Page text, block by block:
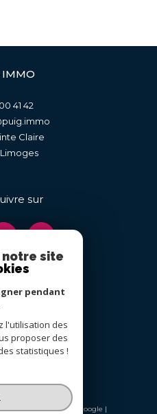
IMMO
41 42
Claire
limoges
sur
powered by Google |
notre site
pendant
l'utilisation des
proposer des
statistiques !